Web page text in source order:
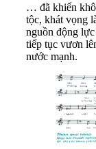
… đã khiến
tộc, khát vọng
nguồn động
tiếp tục vươn
nước mạnh.